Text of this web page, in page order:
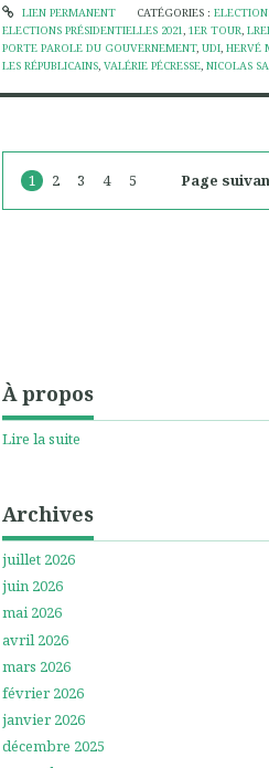
LIEN PERMANENT CATÉGORIES :
ELECTIONS PRÉSIDENTIELLES 2021, 1ER TOUR,
PORTE PAROLE DU GOUVERNEMENT, UDI, HERVÉ
LES RÉPUBLICAINS, VALÉRIE PÉCRESSE, NICOLAS
1 2 3 4 5 Page
À propos
Lire la suite
Archives
juillet 2026
juin 2026
mai 2026
avril 2026
mars 2026
février 2026
janvier 2026
décembre 2025